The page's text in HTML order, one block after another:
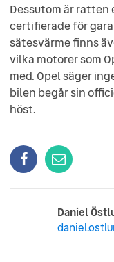
Dessutom är ratten
certifierade för
sätesvärme finns
vilka motorer som
med. Opel säger
bilen begår sin
höst.
Daniel